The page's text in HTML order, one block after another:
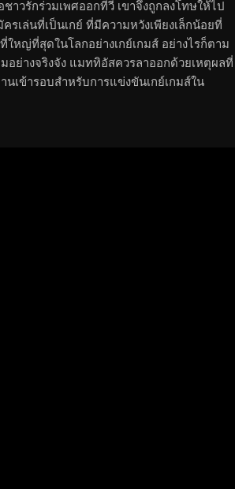
าวรักร่วมเพศออกทีวี เขาจึงถูกลงโทษให้ไป
เล่นที่เป็นเกย์ ที่มีความหวังเพียงเล็กน้อยที่
หญ่ที่สุดในโลกอย่างเกย์เกมส์ อย่างไรก็ตาม
ย่างจริงจัง แมททิอัสควรลาออกด้วยเหตุผลที่
เข้ารอบสำหรับการแข่งขันเกย์เกมส์ใน